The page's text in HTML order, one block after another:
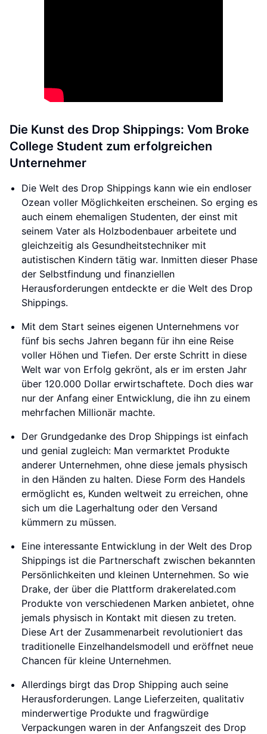
Die Kunst des Drop Shippings: Vom Broke
College Student zum erfolgreichen
Unternehmer
Die Welt des Drop Shippings kann wie ein endloser
Ozean voller Möglichkeiten erscheinen. So erging es
auch einem ehemaligen Studenten, der einst mit
seinem Vater als Holzbodenbauer arbeitete und
gleichzeitig als Gesundheitstechniker mit
autistischen Kindern tätig war. Inmitten dieser Phase
der Selbstfindung und finanziellen
Herausforderungen entdeckte er die Welt des Drop
Shippings.
Mit dem Start seines eigenen Unternehmens vor
fünf bis sechs Jahren begann für ihn eine Reise
voller Höhen und Tiefen. Der erste Schritt in diese
Welt war von Erfolg gekrönt, als er im ersten Jahr
über 120.000 Dollar erwirtschaftete. Doch dies war
nur der Anfang einer Entwicklung, die ihn zu einem
mehrfachen Millionär machte.
Der Grundgedanke des Drop Shippings ist einfach
und genial zugleich: Man vermarktet Produkte
anderer Unternehmen, ohne diese jemals physisch
in den Händen zu halten. Diese Form des Handels
ermöglicht es, Kunden weltweit zu erreichen, ohne
sich um die Lagerhaltung oder den Versand
kümmern zu müssen.
Eine interessante Entwicklung in der Welt des Drop
Shippings ist die Partnerschaft zwischen bekannten
Persönlichkeiten und kleinen Unternehmen. So wie
Drake, der über die Plattform drakerelated.com
Produkte von verschiedenen Marken anbietet, ohne
jemals physisch in Kontakt mit diesen zu treten.
Diese Art der Zusammenarbeit revolutioniert das
traditionelle Einzelhandelsmodell und eröffnet neue
Chancen für kleine Unternehmen.
Allerdings birgt das Drop Shipping auch seine
Herausforderungen. Lange Lieferzeiten, qualitativ
minderwertige Produkte und fragwürdige
Verpackungen waren in der Anfangszeit des Drop